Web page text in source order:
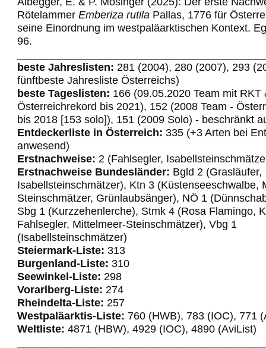
Rötelammer Emberiza rutila Pallas, 1776 für
seine Einordnung im westpaläarktischen Kontext.
96.
beste Jahreslisten: 281 (2004), 280 (2007), 293
fünftbeste Jahresliste Österreichs)
beste Tageslisten: 166 (09.05.2020 Team mit RKT
Österreichrekord bis 2021), 152 (2008 Team -
bis 2018 [153 solo]), 151 (2009 Solo) - beschränkt
Entdeckerliste in Österreich: 335 (+3 Arten bei
anwesend)
Erstnachweise: 2 (Fahlsegler,
Erstnachweise Bundesländer: Bgld 2 (Grasläufer,
Isabellsteinschmätzer), Ktn 3 (Küstenseeschwalbe,
Steinschmätzer, Grünlaubsänger), NÖ 1
Sbg 1 (Kurzzehenlerche), Stmk 4 (Rosa Flamingo,
Fahlsegler, Mittelmeer-Steinschmätzer), Vbg 1
(Isabellsteinschmätzer)
Steiermark-Liste: 313
Burgenland-Liste: 310
Seewinkel-Liste: 298
Vorarlberg-Liste: 274
Rheindelta-Liste: 257
Westpaläarktis-Liste: 760 (HWB), 783 (IOC), 771
Weltliste: 4871 (HBW), 4929 (IOC), 4890 (AviList)